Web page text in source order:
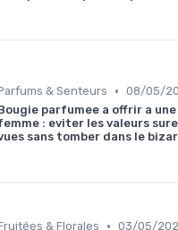
& Senteurs • 08/05/
parfumee a offrir a une
: eviter les valeurs
sans tomber dans le
& Florales • 03/05/